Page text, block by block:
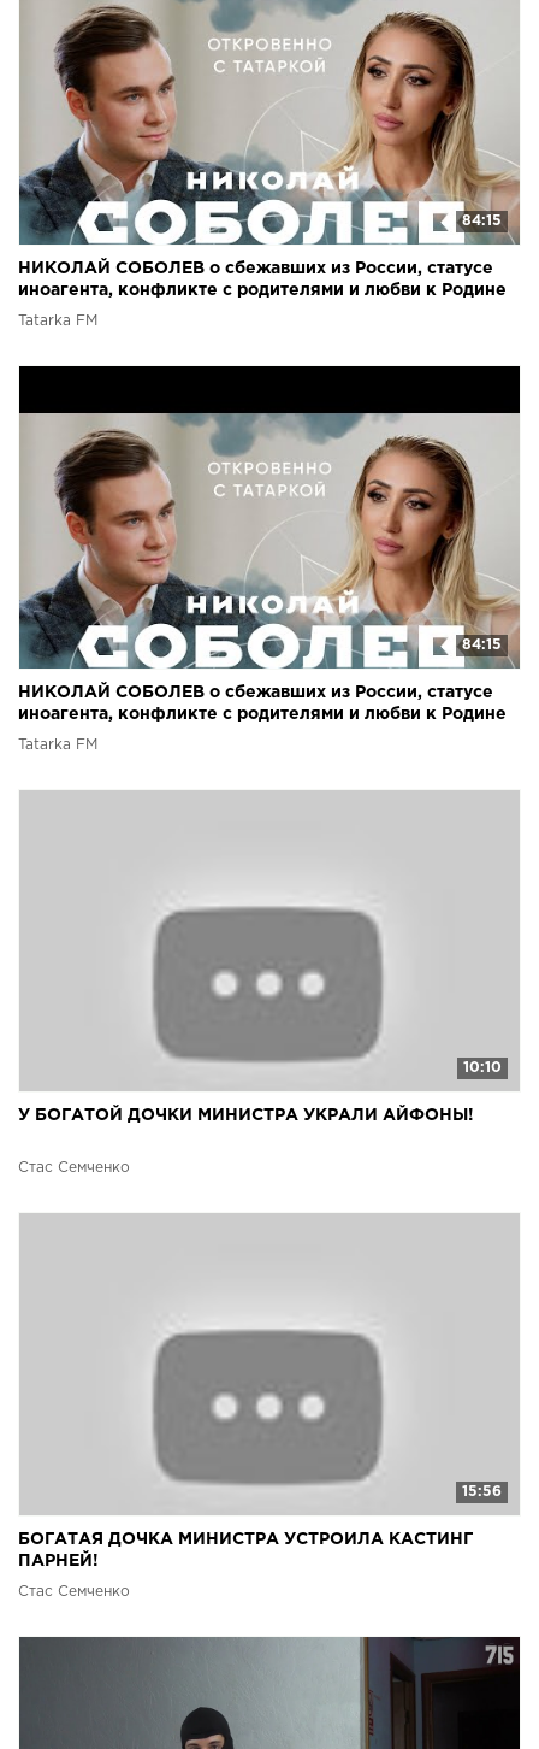
84:15
НИКОЛАЙ СОБОЛЕВ о сбежавших из России, статусе
иноагента, конфликте с родителями и любви к Родине
Tatarka FM
84:15
НИКОЛАЙ СОБОЛЕВ о сбежавших из России, статусе
иноагента, конфликте с родителями и любви к Родине
Tatarka FM
10:10
У БОГАТОЙ ДОЧКИ МИНИСТРА УКРАЛИ АЙФОНЫ!
Стас Семченко
15:56
БОГАТАЯ ДОЧКА МИНИСТРА УСТРОИЛА КАСТИНГ
ПАРНЕЙ!
Стас Семченко